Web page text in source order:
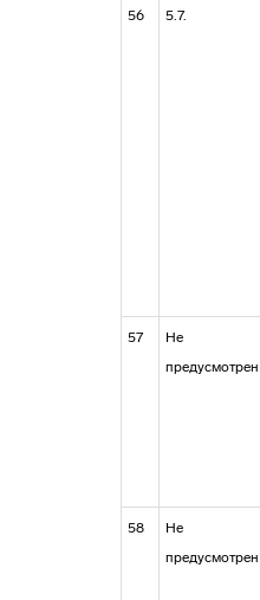
56 5.7.
57
Не
предусмотрен
58
Не
предусмотрен